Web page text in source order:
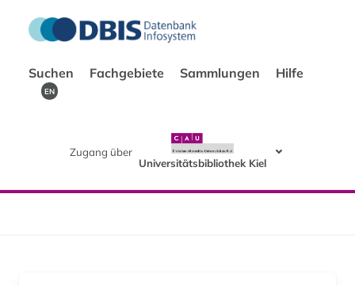
Suchen Fachgebiete Sammlungen Hilfe
EN
Zugang über
Universitätsbibliothek Kiel